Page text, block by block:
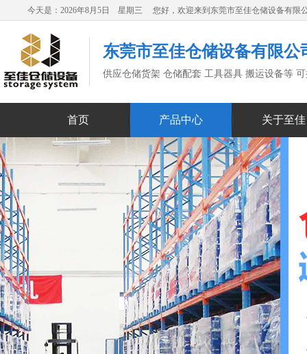
今天是：2026年8月5日 星期三 您好，欢迎来到东莞市至佳仓储设备有限
东莞市至佳仓储设备有限公
供应仓储货架 仓储配套 工具器具 搬运设备等
首页 产品中心 关于至佳